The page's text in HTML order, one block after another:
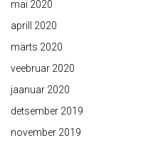
mai 2020
aprill 2020
märts 2020
veebruar 2020
jaanuar 2020
detsember 2019
november 2019